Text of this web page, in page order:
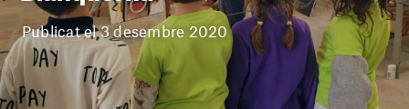
Publicat el 3 desembre 2020